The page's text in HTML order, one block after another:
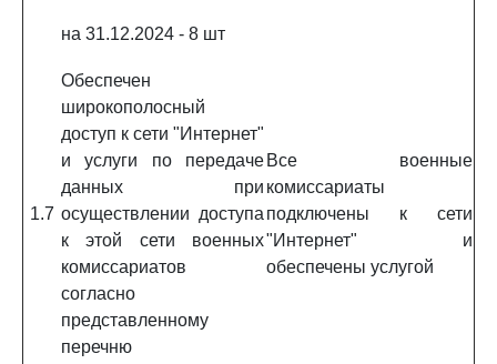
на 31.12.2024 - 8 шт
1.7
Обеспечен
широкополосный
доступ к сети "Интернет"
и услуги по передаче
данных при
осуществлении доступа
к этой сети военных
комиссариатов
согласно
представленному
перечню
Все военные
комиссариаты
подключены к сети
"Интернет" и
обеспечены услугой